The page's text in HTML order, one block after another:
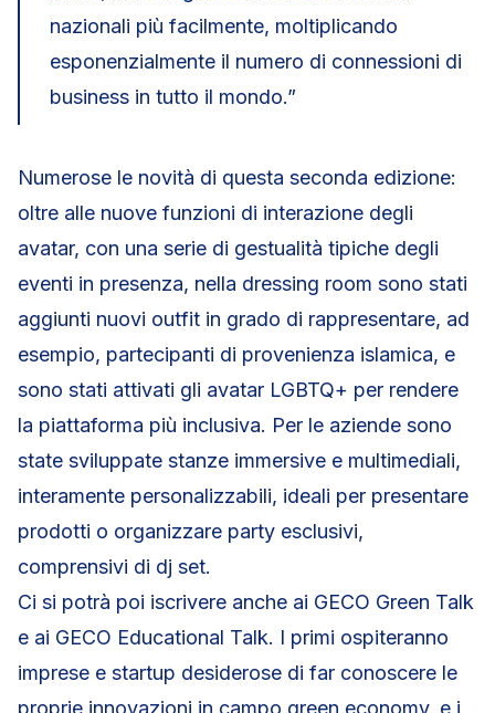
nazionali più facilmente, moltiplicando
esponenzialmente il numero di connessioni di
business in tutto il mondo.”
Numerose le novità di questa seconda edizione:
oltre alle nuove funzioni di interazione degli
avatar, con una serie di gestualità tipiche degli
eventi in presenza, nella dressing room sono stati
aggiunti nuovi outfit in grado di rappresentare, ad
esempio, partecipanti di provenienza islamica, e
sono stati attivati gli avatar LGBTQ+ per rendere
la piattaforma più inclusiva. Per le aziende sono
state sviluppate stanze immersive e multimediali,
interamente personalizzabili, ideali per presentare
prodotti o organizzare party esclusivi,
comprensivi di dj set.
Ci si potrà poi iscrivere anche ai GECO Green Talk
e ai GECO Educational Talk. I primi ospiteranno
imprese e startup desiderose di far conoscere le
proprie innovazioni in campo green economy, e i